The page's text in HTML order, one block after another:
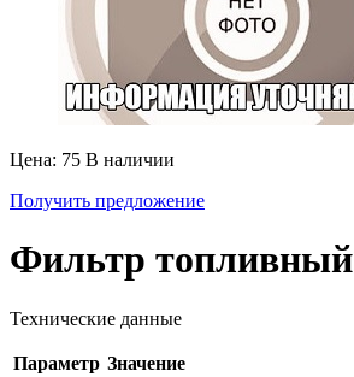
Цена: 75 В наличии
Получить предложение
Фильтр топливный
Технические данные
Параметр Значение